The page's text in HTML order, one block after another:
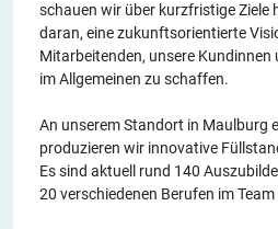
schauen wir über kurzfristige Ziele
daran, eine zukunftsorientierte
Mitarbeitenden, unsere Kundinnen
im Allgemeinen zu schaffen.
An unserem Standort in Maulburg
produzieren wir innovative
Es sind aktuell rund 140
20 verschiedenen Berufen im